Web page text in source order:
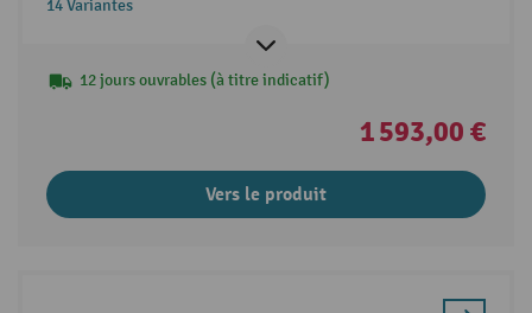
14 Variantes
12 jours ouvrables (à titre indicatif)
1 593,00 €
Vers le produit